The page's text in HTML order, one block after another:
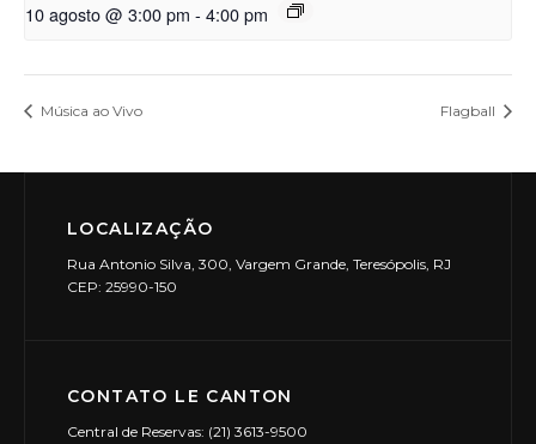
10 agosto @ 3:00 pm - 4:00 pm
Música ao Vivo Flagball
LOCALIZAÇÃO
Rua Antonio Silva, 300, Vargem Grande, Teresópolis, RJ
CEP: 25990-150
CONTATO LE CANTON
Central de Reservas: (21) 3613-9500